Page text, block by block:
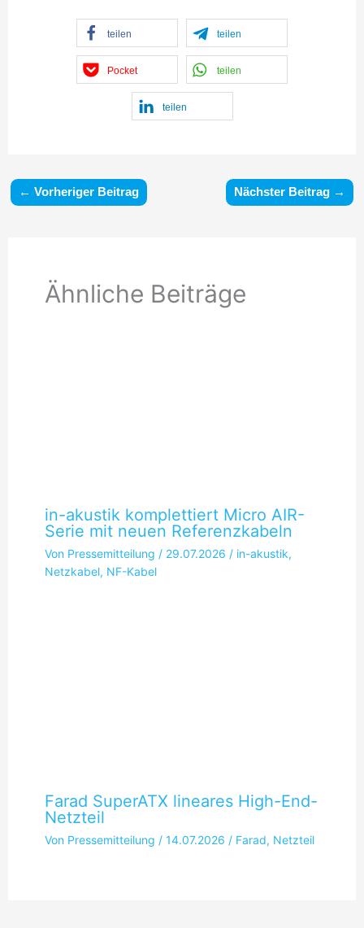
teilen teilen
Pocket teilen
teilen
← Vorheriger Beitrag Nächster Beitrag →
Ähnliche Beiträge
in-akustik komplettiert Micro AIR-
Serie mit neuen Referenzkabeln
Von Pressemitteilung / 29.07.2026 / in-akustik,
Netzkabel, NF-Kabel
Farad SuperATX lineares High-End-
Netzteil
Von Pressemitteilung / 14.07.2026 / Farad, Netzteil